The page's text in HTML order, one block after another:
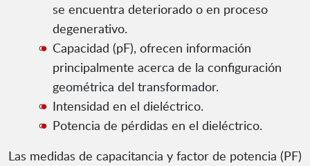
se encuentra deteriorado o en proceso
degenerativo.
Capacidad (pF), ofrecen información
principalmente acerca de la configuración
geométrica del transformador.
Intensidad en el dieléctrico.
Potencia de pérdidas en el dieléctrico.
Las medidas de capacitancia y factor de potencia (PF)